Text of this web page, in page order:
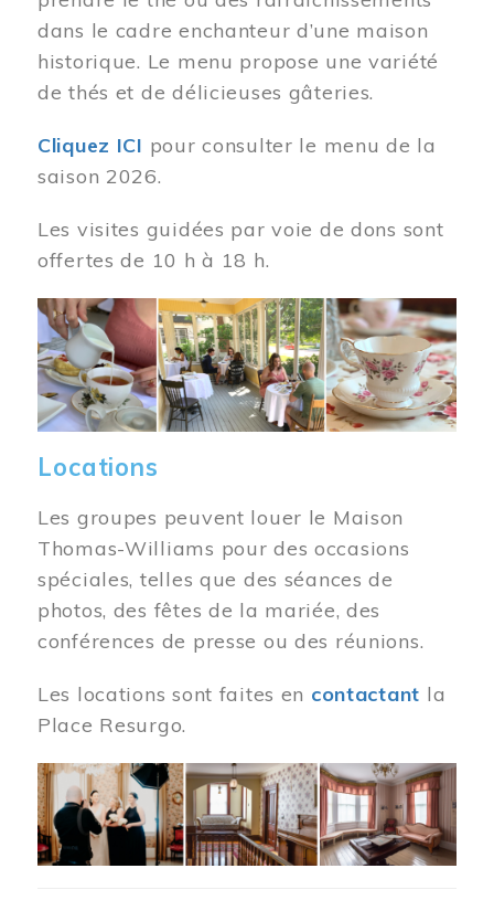
dans le cadre enchanteur d’une maison
historique. Le menu propose une variété
de thés et de délicieuses gâteries.
Cliquez ICI pour consulter le menu de la
saison 2026.
Les visites guidées par voie de dons sont
offertes de 10 h à 18 h.
Image
Locations
Les groupes peuvent louer le Maison
Thomas-Williams pour des occasions
spéciales, telles que des séances de
photos, des fêtes de la mariée, des
conférences de presse ou des réunions.
Les locations sont faites en contactant la
Place Resurgo.
Image